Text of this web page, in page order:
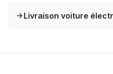
Livraison voiture